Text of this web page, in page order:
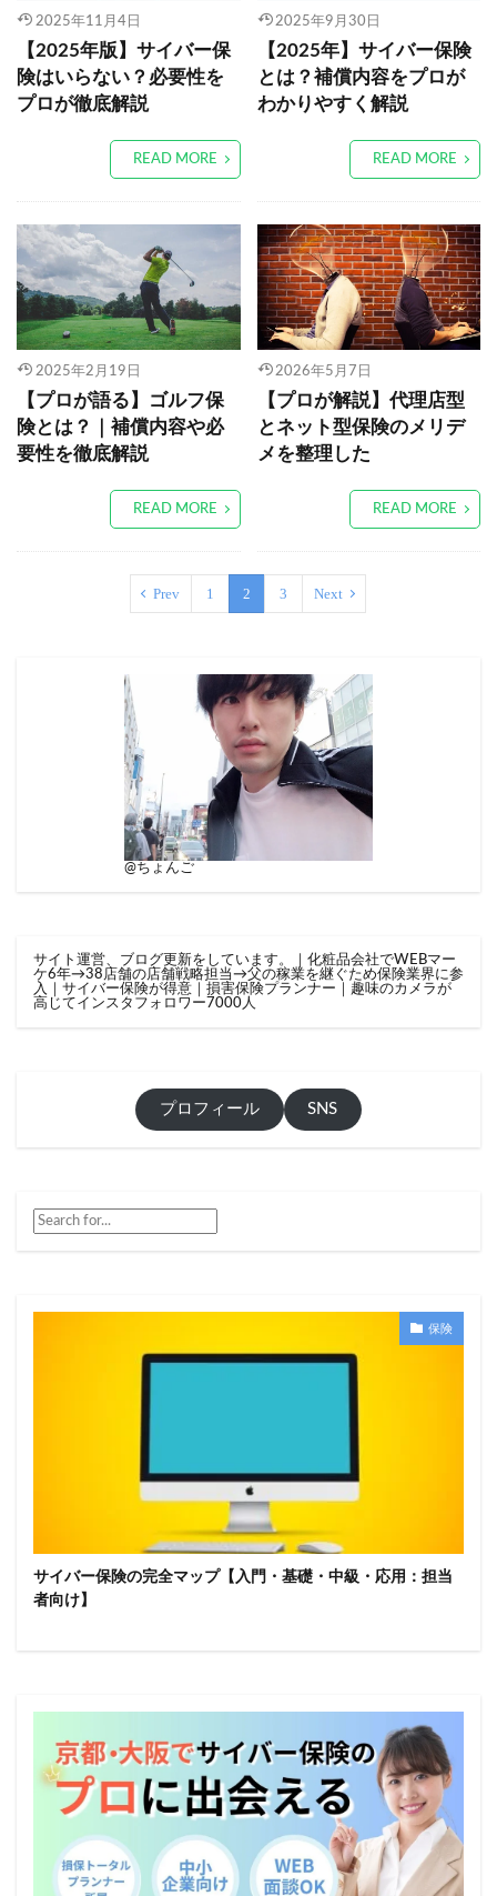
2025年11月4日
【2025年版】サイバー保
険はいらない？必要性を
プロが徹底解説
READ MORE
2025年9月30日
【2025年】サイバー保険
とは？補償内容をプロが
わかりやすく解説
READ MORE
2025年2月19日
【プロが語る】ゴルフ保
険とは？｜補償内容や必
要性を徹底解説
READ MORE
2026年5月7日
【プロが解説】代理店型
とネット型保険のメリデ
メを整理した
READ MORE
Prev 1 2 3 Next
@ちょんご
サイト運営、ブログ更新をしています。｜化粧品会社でWEBマー
ケ6年→38店舗の店舗戦略担当→父の稼業を継ぐため保険業界に参
入｜サイバー保険が得意｜損害保険プランナー｜趣味のカメラが
高じてインスタフォロワー7000人
プロフィール SNS
保険
サイバー保険の完全マップ【入門・基礎・中級・応用：担当
者向け】